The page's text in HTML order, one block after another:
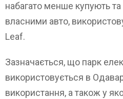
набагато менше купують
власними авто,
Leaf.
Зазначається, що парк
використовується в
використання, а також у